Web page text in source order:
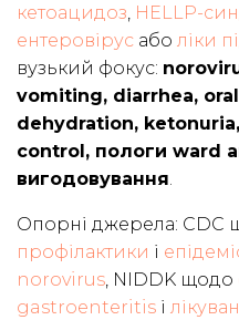
кетоацидоз, HELLP-
ентеровірус або ліки
вузький фокус:
vomiting, diarrhea,
dehydration,
control, пологи ward
вигодовування.
Опорні джерела: CDC
профілактики і
norovirus, NIDDK щодо
gastroenteritis і